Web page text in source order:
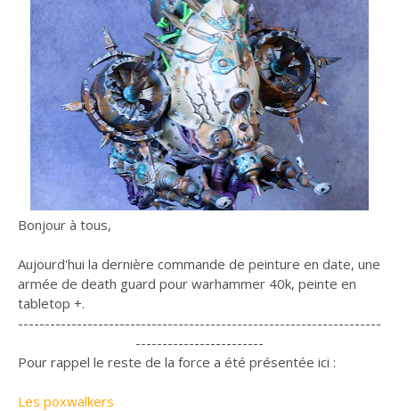
Bonjour à tous,
Aujourd'hui la dernière commande de peinture en date, une
armée de death guard pour warhammer 40k, peinte en
tabletop +.
--------------------------------------------------------------------
------------------------
Pour rappel le reste de la force a été présentée ici :
Les poxwalkers